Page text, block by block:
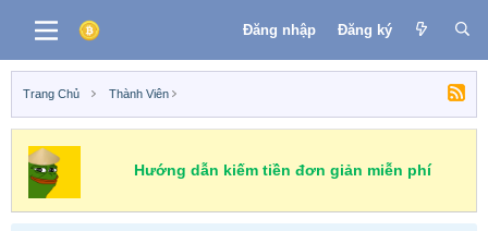
Đăng nhập Đăng ký
Trang Chủ Thành Viên
Hướng dẫn kiếm tiền đơn giản miễn phí